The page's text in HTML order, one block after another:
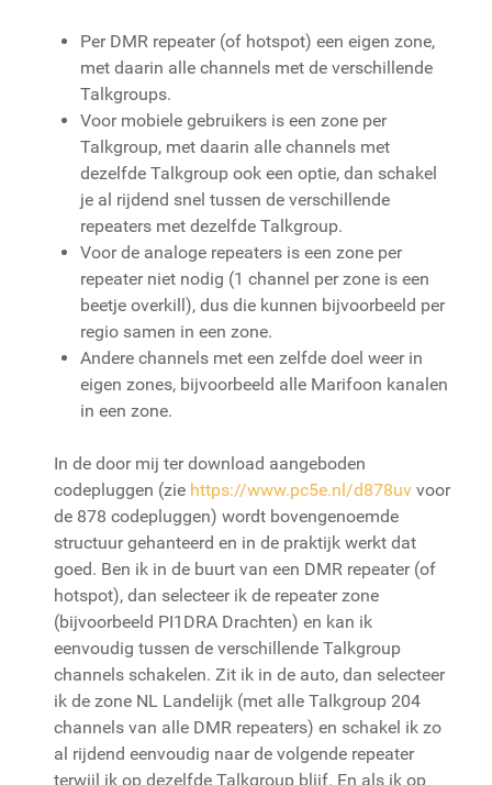
Per DMR repeater (of hotspot) een eigen zone,
met daarin alle channels met de verschillende
Talkgroups.
Voor mobiele gebruikers is een zone per
Talkgroup, met daarin alle channels met
dezelfde Talkgroup ook een optie, dan schakel
je al rijdend snel tussen de verschillende
repeaters met dezelfde Talkgroup.
Voor de analoge repeaters is een zone per
repeater niet nodig (1 channel per zone is een
beetje overkill), dus die kunnen bijvoorbeeld per
regio samen in een zone.
Andere channels met een zelfde doel weer in
eigen zones, bijvoorbeeld alle Marifoon kanalen
in een zone.
In de door mij ter download aangeboden
codepluggen (zie https://www.pc5e.nl/d878uv voor
de 878 codepluggen) wordt bovengenoemde
structuur gehanteerd en in de praktijk werkt dat
goed. Ben ik in de buurt van een DMR repeater (of
hotspot), dan selecteer ik de repeater zone
(bijvoorbeeld PI1DRA Drachten) en kan ik
eenvoudig tussen de verschillende Talkgroup
channels schakelen. Zit ik in de auto, dan selecteer
ik de zone NL Landelijk (met alle Talkgroup 204
channels van alle DMR repeaters) en schakel ik zo
al rijdend eenvoudig naar de volgende repeater
terwijl ik op dezelfde Talkgroup blijf. En als ik op